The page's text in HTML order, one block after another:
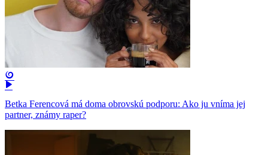
Betka Ferencová má doma obrovskú podporu: Ako ju vníma jej
partner, známy raper?